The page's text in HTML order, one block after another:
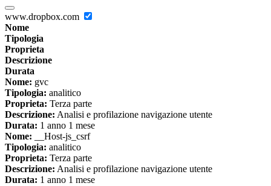
www.dropbox.com
Nome
Tipologia
Proprieta
Descrizione
Durata
Nome: gvc
Tipologia: analitico
Proprieta: Terza parte
Descrizione: Analisi e profilazione navigazione utente
Durata: 1 anno 1 mese
Nome: __Host-js_csrf
Tipologia: analitico
Proprieta: Terza parte
Descrizione: Analisi e profilazione navigazione utente
Durata: 1 anno 1 mese